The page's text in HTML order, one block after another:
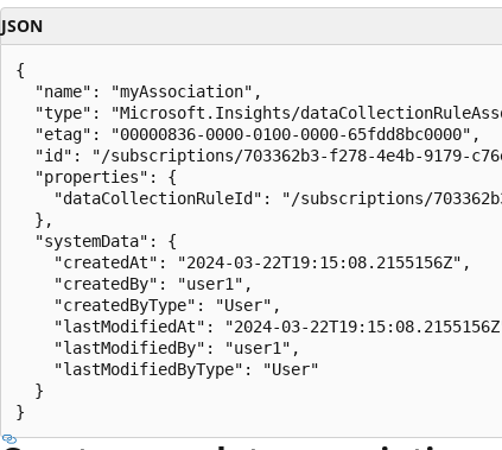
JSON
{
  "name": "myAssociation",
"type": "Microsoft.Insights/
  "etag": "00000836-0000-0100-0000-65fdd8bc0000",
"id": "/subscriptions/703362b3-f278-4e4b-9179-
  "properties": {
"dataCollectionRuleId": "/subscriptions/
  },
  "systemData": {
    "createdAt": "2024-03-22T19:15:08.2155156Z",
    "createdBy": "user1",
    "createdByType": "User",
"lastModifiedAt": "2024-03-
    "lastModifiedBy": "user1",
    "lastModifiedByType": "User"
  }
}